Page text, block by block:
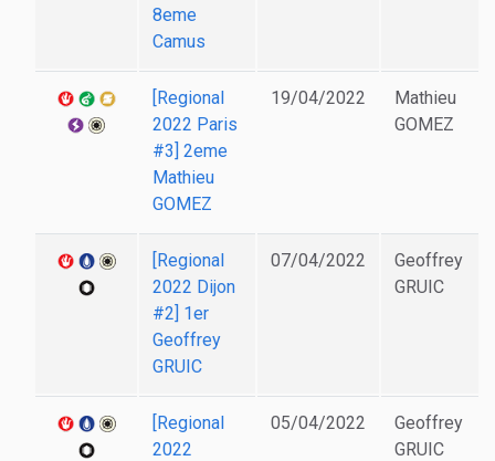
8eme
Camus
[Regional
2022 Paris
#3] 2eme
Mathieu
GOMEZ
19/04/2022
Mathieu
GOMEZ
[Regional
2022 Dijon
#2] 1er
Geoffrey
GRUIC
07/04/2022
Geoffrey
GRUIC
[Regional
2022
05/04/2022
Geoffrey
GRUIC